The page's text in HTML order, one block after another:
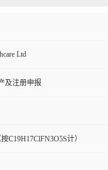
Ltd
及注册申报
C19H17ClFN3O5S计）